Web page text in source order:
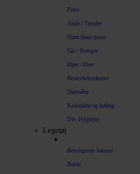
Poter
Ånde / Tænder
Høm Høm poser
Sår / Hotspot
Øjne / Ører
Beskyttelseskrave
Dørmåtte
Kølemåtte og køling
Div. Hygiejne
Legetøj
Beroligende bamser
Bolde